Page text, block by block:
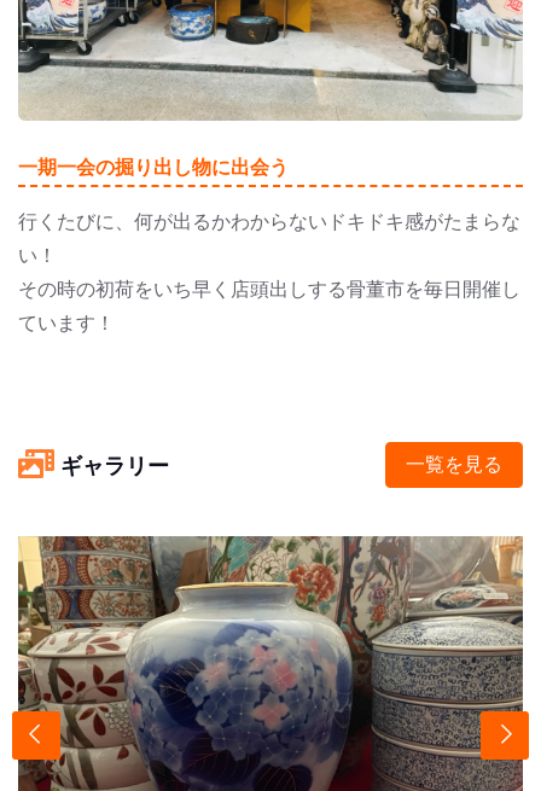
一期一会の掘り出し物に出会う
行くたびに、何が出るかわからないドキドキ感がたまらな
い！
その時の初荷をいち早く店頭出しする骨董市を毎日開催し
ています！
ギャラリー 一覧を見る